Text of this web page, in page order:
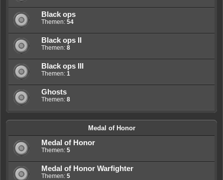
Black ops
Themen: 54
Black ops II
Themen: 8
Black ops III
Themen: 1
Ghosts
Themen: 8
Medal of Honor
Medal of Honor
Themen: 5
Medal of Honor Warfighter
Themen: 5